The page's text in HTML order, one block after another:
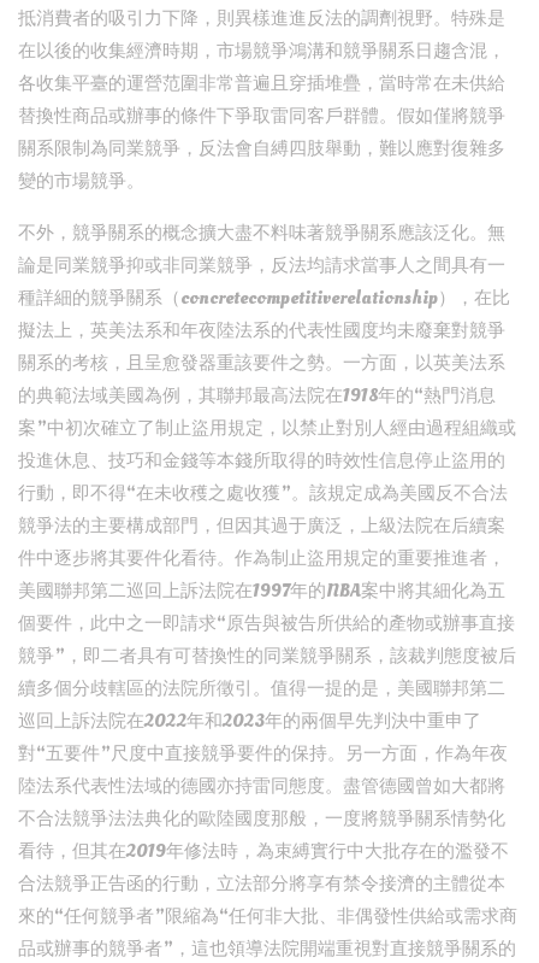
抵消費者的吸引力下降，則異樣進進反法的調劑視野。特殊是
在以後的收集經濟時期，市場競爭鴻溝和競爭關系日趨含混，
各收集平臺的運營范圍非常普遍且穿插堆疊，當時常在未供給
替換性商品或辦事的條件下爭取雷同客戶群體。假如僅將競爭
關系限制為同業競爭，反法會自縛四肢舉動，難以應對復雜多
變的市場競爭。
不外，競爭關系的概念擴大盡不料味著競爭關系應該泛化。無
論是同業競爭抑或非同業競爭，反法均請求當事人之間具有一
種詳細的競爭關系（concretecompetitiverelationship），在比
擬法上，英美法系和年夜陸法系的代表性國度均未廢棄對競爭
關系的考核，且呈愈發器重該要件之勢。一方面，以英美法系
的典範法域美國為例，其聯邦最高法院在1918年的“熱門消息
案”中初次確立了制止盜用規定，以禁止對別人經由過程組織或
投進休息、技巧和金錢等本錢所取得的時效性信息停止盜用的
行動，即不得“在未收穫之處收獲”。該規定成為美國反不合法
競爭法的主要構成部門，但因其過于廣泛，上級法院在后續案
件中逐步將其要件化看待。作為制止盜用規定的重要推進者，
美國聯邦第二巡回上訴法院在1997年的NBA案中將其細化為五
個要件，此中之一即請求“原告與被告所供給的產物或辦事直接
競爭”，即二者具有可替換性的同業競爭關系，該裁判態度被后
續多個分歧轄區的法院所徵引。值得一提的是，美國聯邦第二
巡回上訴法院在2022年和2023年的兩個早先判決中重申了
對“五要件”尺度中直接競爭要件的保持。另一方面，作為年夜
陸法系代表性法域的德國亦持雷同態度。盡管德國曾如大都將
不合法競爭法法典化的歐陸國度那般，一度將競爭關系情勢化
看待，但其在2019年修法時，為束縛實行中大批存在的濫發不
合法競爭正告函的行動，立法部分將享有禁令接濟的主體從本
來的“任何競爭者”限縮為“任何非大批、非偶發性供給或需求商
品或辦事的競爭者”，這也領導法院開端重視對直接競爭關系的